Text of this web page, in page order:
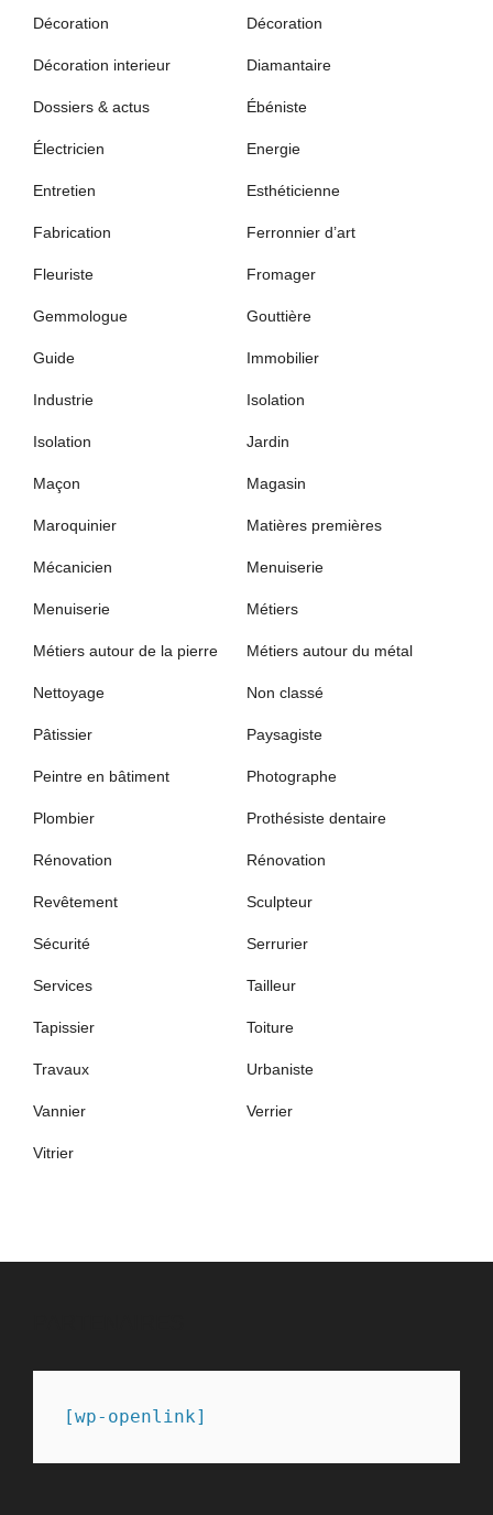
Décoration Décoration
Décoration interieur Diamantaire
Dossiers & actus Ébéniste
Électricien Energie
Entretien Esthéticienne
Fabrication Ferronnier d’art
Fleuriste Fromager
Gemmologue Gouttière
Guide Immobilier
Industrie Isolation
Isolation Jardin
Maçon Magasin
Maroquinier Matières premières
Mécanicien Menuiserie
Menuiserie Métiers
Métiers autour de la pierre Métiers autour du métal
Nettoyage Non classé
Pâtissier Paysagiste
Peintre en bâtiment Photographe
Plombier Prothésiste dentaire
Rénovation Rénovation
Revêtement Sculpteur
Sécurité Serrurier
Services Tailleur
Tapissier Toiture
Travaux Urbaniste
Vannier Verrier
Vitrier
[wp-openlink]